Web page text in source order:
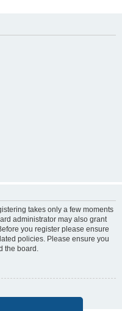
takes only a few moments
administrator may also grant
you register please ensure
policies. Please ensure you
the board.